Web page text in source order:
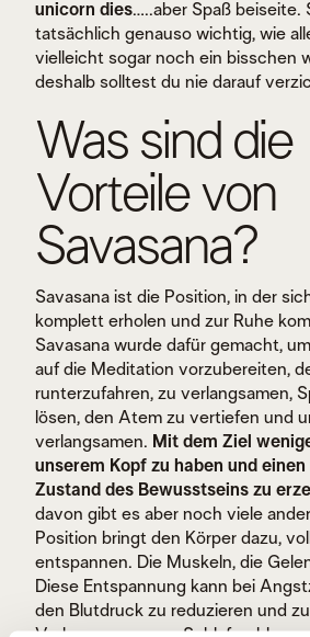
unicorn dies…..aber Spaß beiseite.
tatsächlich genauso wichtig, wie
vielleicht sogar noch ein bisschen
deshalb solltest du nie darauf
Was sind die
Vorteile von
Savasana?
Savasana ist die Position, in der
komplett erholen und zur Ruhe
Savasana wurde dafür gemacht,
auf die Meditation vorzubereiten,
runterzufahren, zu verlangsamen,
lösen, den Atem zu vertiefen und
verlangsamen. Mit dem Ziel
unserem Kopf zu haben und
Zustand des Bewusstseins zu
davon gibt es aber noch viele
Position bringt den Körper dazu,
entspannen. Die Muskeln, die
Diese Entspannung kann bei
den Blutdruck zu reduzieren und